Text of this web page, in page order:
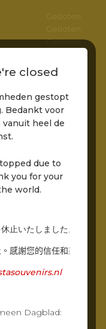
Gesloten
Gesloten
Gesloten
11:00 – 22:00
11:00 – 22:00
closed
gestopt
Bedankt voor
heel de
due to
you for your
world.
止いたしました。世界
感謝您的信任和來自世界
Dagblad: